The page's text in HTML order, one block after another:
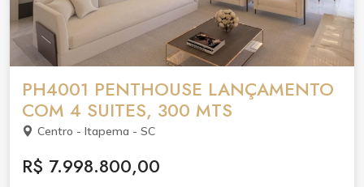
PH4001 PENTHOUSE LANÇAMENTO
COM 4 SUITES, 300 MTS
Centro - Itapema - SC
R$ 7.998.800,00